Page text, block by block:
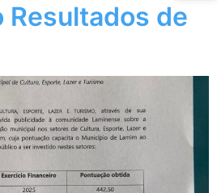
Resultados de